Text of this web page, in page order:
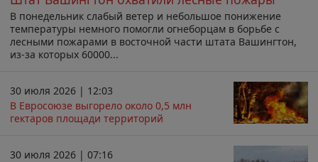
В понедельник слабый ветер и небольшое понижение
температуры немного помогли огнеборцам в борьбе с
лесными пожарами в восточной части штата Вашингтон,
из-за которых 60000...
30 июля 2026 | 12:03
В Евросоюзе выгорело около 0,5 млн
гектаров площади территорий
30 июля 2026 | 07:16